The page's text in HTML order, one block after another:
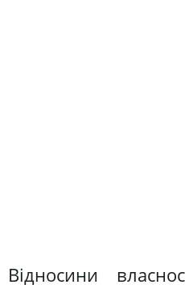
Відносини